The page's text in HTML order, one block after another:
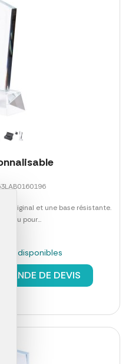
original et une base résistante.
pour...
disponibles
DE DEVIS